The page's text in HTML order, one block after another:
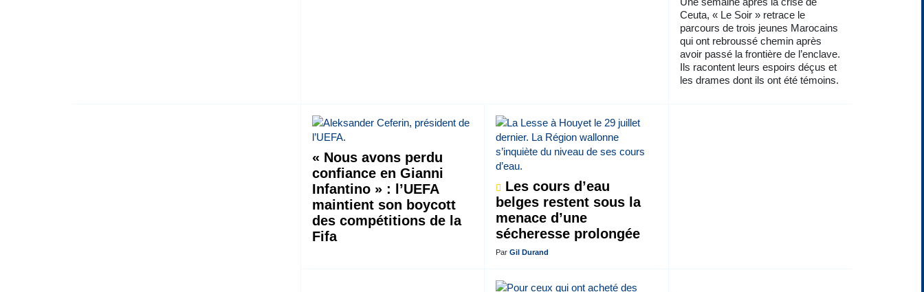
Ceuta, « Le Soir » retrace le
parcours de trois jeunes Marocains
qui ont rebroussé chemin après
avoir passé la frontière de l’enclave.
Ils racontent leurs espoirs déçus et
les drames dont ils ont été témoins.
« Nous avons perdu
confiance en Gianni
Infantino » : l’UEFA
maintient son boycott
des compétitions de la
Fifa
Les cours d’eau
belges restent sous la
menace d’une
sécheresse prolongée
ParGil Durand